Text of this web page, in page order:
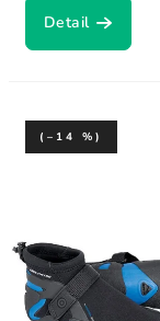
Detail
(–14 %)